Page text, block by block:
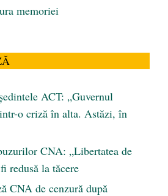
memoriei
ACT: „Guvernul
o criză în alta. Astăzi, în
CNA: „Libertatea de
redusă la tăcere
CNA de cenzură după